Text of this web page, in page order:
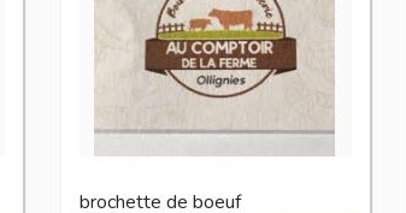
brochette de boeuf